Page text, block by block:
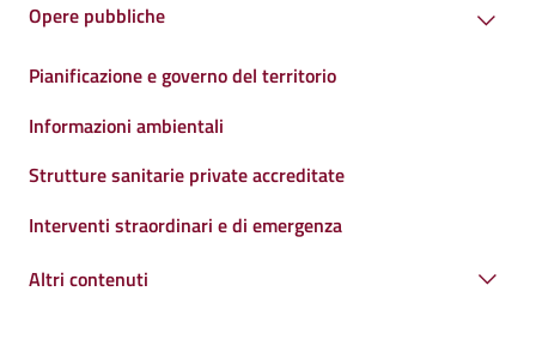
Opere pubbliche
Pianificazione e governo del territorio
Informazioni ambientali
Strutture sanitarie private accreditate
Interventi straordinari e di emergenza
Altri contenuti